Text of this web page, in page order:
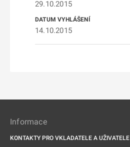
29.10.2015
14.10.2015
Informace
KONTAKTY PRO VKLADATELE A UŽIVATELE